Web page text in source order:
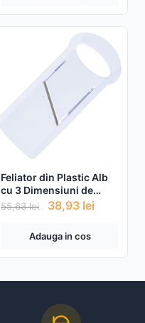
Feliator din Plastic Alb
cu 3 Dimensiuni de
Taiere pentru Legume si
55,63lei 38,93 lei
Adauga in cos